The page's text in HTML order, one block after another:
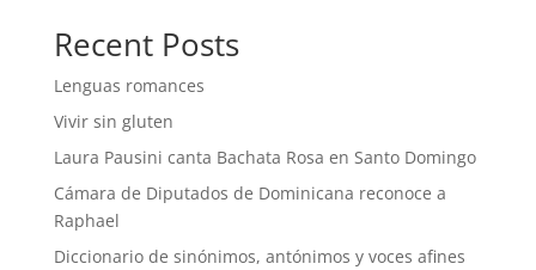
Recent Posts
Lenguas romances
Vivir sin gluten
Laura Pausini canta Bachata Rosa en Santo Domingo
Cámara de Diputados de Dominicana reconoce a
Raphael
Diccionario de sinónimos, antónimos y voces afines